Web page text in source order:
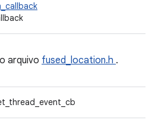
arquivo fused_location.h .